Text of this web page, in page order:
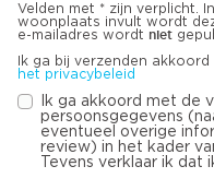
Velden met * zijn verplicht.
woonplaats invult wordt
e-mailadres wordt niet
Ik ga bij verzenden akkoord
het privacybeleid
Ik ga akkoord met de
persoonsgegevens
eventueel overige
review) in het kader
Tevens verklaar ik